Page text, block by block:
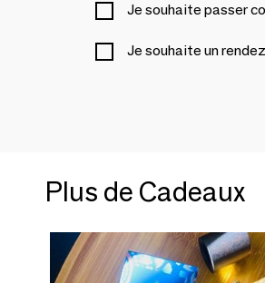
Je souhaite passer
Je souhaite un
Plus de Cadeaux